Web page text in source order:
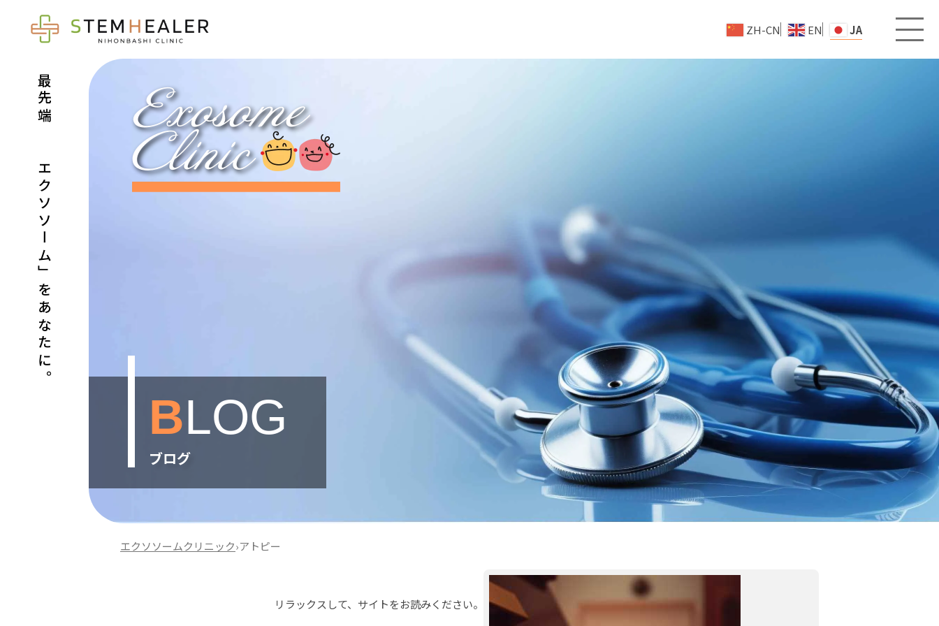
ZH-CN EN JA
最先端の「エクソソーム」をあなたに。
BLOG
ブログ
エクソソームクリニック›アトピー
リラックスして、サイトをお読みください。